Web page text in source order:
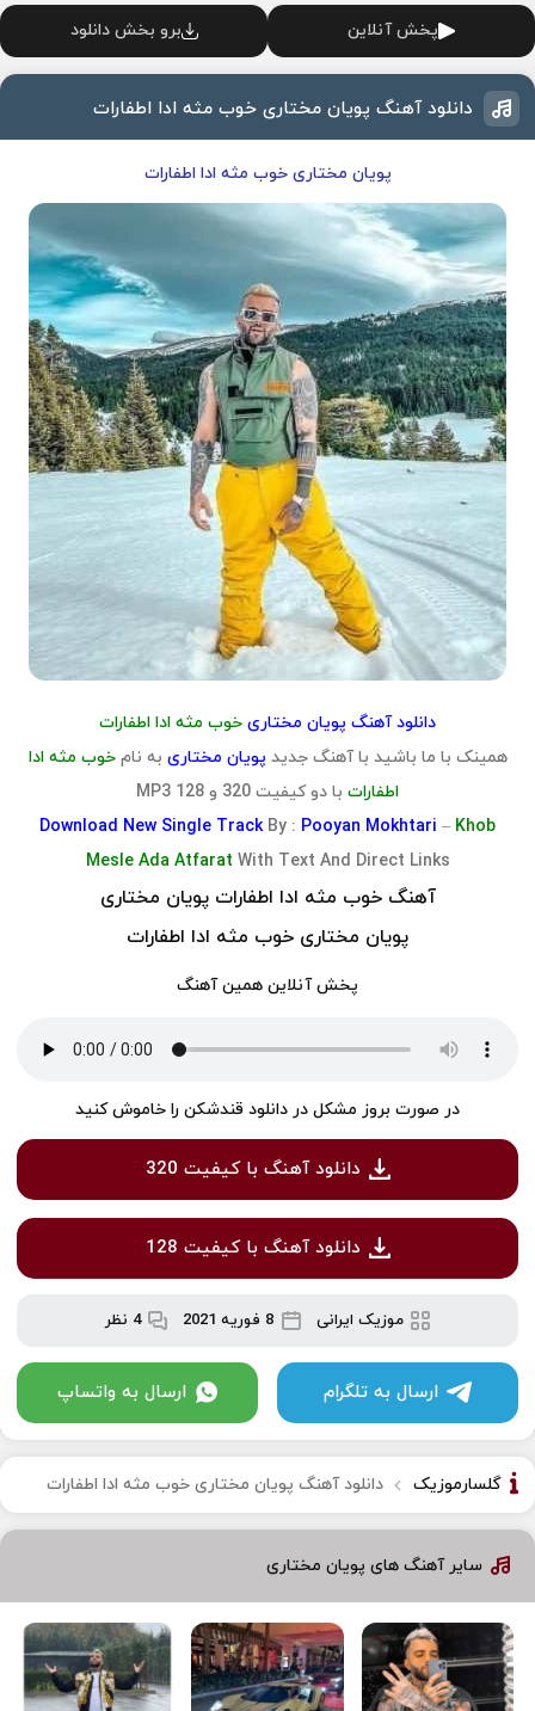
پخش آنلاین برو بخش دانلود
دانلود آهنگ پویان مختاری خوب مثه ادا اطفارات
پویان مختاری خوب مثه ادا اطفارات
دانلود آهنگ پویان مختاری خوب مثه ادا اطفارات
همینک با ما باشید با آهنگ جدید پویان مختاری به نامخوب مثه ادا
اطفارات با دو کیفیت 320 و 128 MP3
Download New Single Track By : Pooyan Mokhtari – Khob
Mesle Ada Atfarat With Text And Direct Links
آهنگ خوب مثه ادا اطفارات پویان مختاری
پویان مختاری خوب مثه ادا اطفارات
پخش آنلاین همین آهنگ
در صورت بروز مشکل در دانلود قندشکن را خاموش کنید
دانلود آهنگ با کیفیت 320
دانلود آهنگ با کیفیت 128
موزیک ایرانی 8 فوریه 2021 4 نظر
ارسال به تلگرام ارسال به واتساپ
گلسارموزیک دانلود آهنگ پویان مختاری خوب مثه ادا اطفارات
سایر آهنگ های پویان مختاری